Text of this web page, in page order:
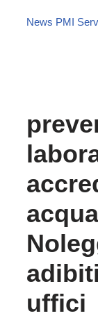
News PMI
uffici